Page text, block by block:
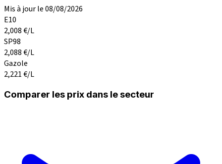
Mis à jour le 08/08/2026
E10
2,008€/L
SP98
2,088€/L
Gazole
2,221€/L
Comparer les prix dans le secteur